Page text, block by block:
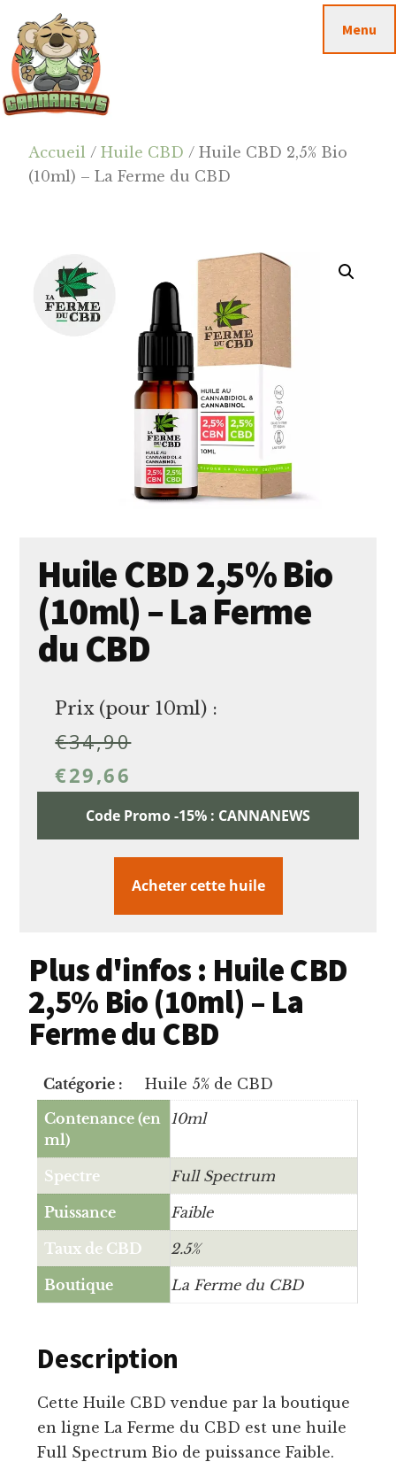
contenu
principal
barre
latérale
principale
footer
Cannanews.fr
Menu
Accueil /Huile CBD / Huile CBD 2,5% Bio
(10ml) – La Ferme du CBD
Huile CBD 2,5% Bio
(10ml) – La Ferme
du CBD
Prix (pour 10ml) :
€34,90
€29,66
Code Promo -15% : CANNANEWS
Acheter cette huile
Plus d'infos : Huile CBD
2,5% Bio (10ml) – La
Ferme du CBD
Catégorie :
Huile 5% de CBD
Contenance (en
ml)
10ml
Spectre Full Spectrum
Puissance Faible
Taux de CBD 2.5%
Boutique La Ferme du CBD
Description
Cette Huile CBD vendue par la boutique
en ligne La Ferme du CBD est une huile
Full Spectrum Bio de puissance Faible.